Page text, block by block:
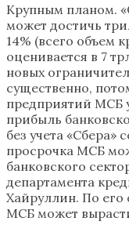
Крупным планом.
может достичь
14% (всего объем
оценивается в 7
новых
существенно,
предприятий МСБ
прибыль
без учета «Сбера»
просрочка МСБ
банковского
департамента
Хайруллин. По его
МСБ может